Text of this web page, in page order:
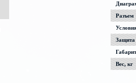
Разъем
Защита
Вес, кг